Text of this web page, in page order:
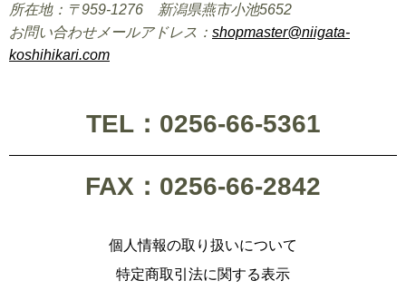
所在地：〒959-1276 新潟県燕市小池5652
お問い合わせメールアドレス： shopmaster@niigata-
koshihikari.com
TEL：0256-66-5361
FAX：0256-66-2842
個人情報の取り扱いについて
特定商取引法に関する表示